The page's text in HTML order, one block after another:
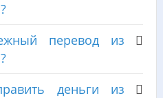
перевод из
деньги из